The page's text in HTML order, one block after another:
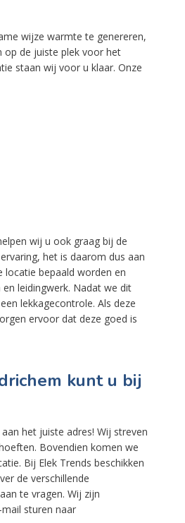
wijze warmte te genereren,
op de juiste plek voor het
staan wij voor u klaar. Onze
wij u ook graag bij de
het is daarom dus aan
bepaald worden en
leidingwerk. Nadat we dit
lekkagecontrole. Als deze
ervoor dat deze goed is
kunt u bij
het juiste adres! Wij streven
Bovendien komen we
Bij Elek Trends beschikken
de verschillende
te vragen. Wij zijn
sturen naar